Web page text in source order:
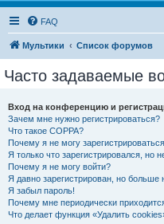
FAQ
Мультики Список форумов
Часто задаваемые
Вход на конференцию и
Зачем мне нужно регистрироваться?
Что такое COPPA?
Почему я не могу
Я только что зарегистрировался, но
Почему я не могу войти?
Я давно зарегистрирован, но больше
Я забыл пароль!
Почему мне периодически
Что делает функция «Удалить